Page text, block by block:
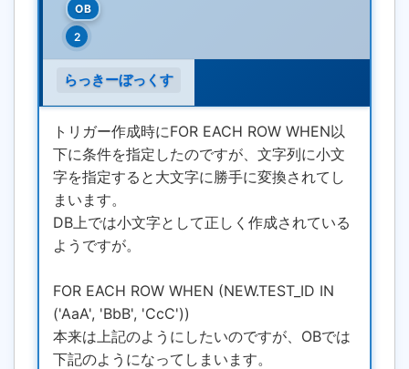
OB
2
らっきーぼっくす
トリガー作成時にFOR EACH ROW WHEN以
下に条件を指定したのですが、文字列に小文
字を指定すると大文字に勝手に変換されてし
まいます。
DB上では小文字として正しく作成されている
ようですが。
FOR EACH ROW WHEN (NEW.TEST_ID IN
('AaA', 'BbB', 'CcC'))
本来は上記のようにしたいのですが、OBでは
下記のようになってしまいます。